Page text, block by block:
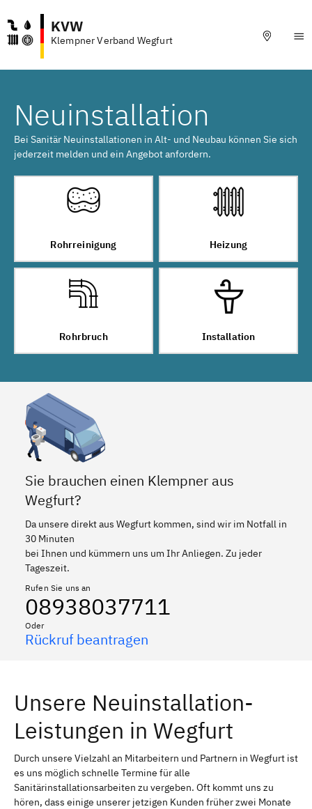
KVW
Klempner Verband Wegfurt
Neuinstallation
Bei Sanitär Neuinstallationen in Alt- und Neubau können Sie sich
jederzeit melden und ein Angebot anfordern.
Rohrreinigung Heizung
Rohrbruch Installation
Sie brauchen einen Klempner aus
Wegfurt?
Da unsere direkt aus Wegfurt kommen, sind wir im Notfall in
30 Minuten
bei Ihnen und kümmern uns um Ihr Anliegen. Zu jeder
Tageszeit.
Rufen Sie uns an
08938037711
Oder
Rückruf beantragen
Unsere Neuinstallation-
Leistungen in Wegfurt
Durch unsere Vielzahl an Mitarbeitern und Partnern in Wegfurt ist
es uns möglich schnelle Termine für alle
Sanitärinstallationsarbeiten zu vergeben. Oft kommt uns zu
hören, dass einige unserer jetzigen Kunden früher zwei Monate